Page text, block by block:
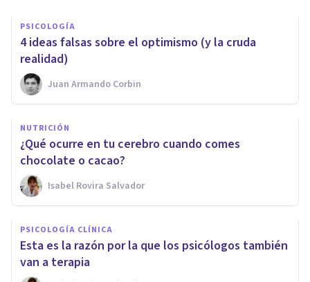
PSICOLOGÍA
4 ideas falsas sobre el optimismo (y la cruda
realidad)
Juan Armando Corbin
NUTRICIÓN
¿Qué ocurre en tu cerebro cuando comes
chocolate o cacao?
Isabel Rovira Salvador
PSICOLOGÍA CLÍNICA
Esta es la razón por la que los psicólogos también
van a terapia